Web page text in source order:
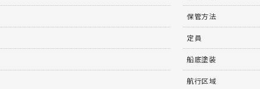
保管方法
定員
船底塗装
航行区域